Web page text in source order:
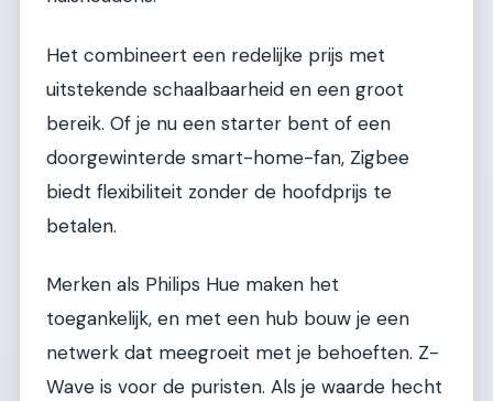
Het combineert een redelijke prijs met
uitstekende schaalbaarheid en een groot
bereik. Of je nu een starter bent of een
doorgewinterde smart-home-fan, Zigbee
biedt flexibiliteit zonder de hoofdprijs te
betalen.
Merken als Philips Hue maken het
toegankelijk, en met een hub bouw je een
netwerk dat meegroeit met je behoeften. Z-
Wave is voor de puristen. Als je waarde hecht